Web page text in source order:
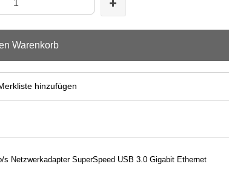
Warenkorb
hinzufügen
Netzwerkadapter SuperSpeed USB 3.0 Gigabit Ethernet